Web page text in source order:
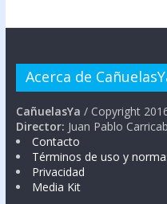
Acerca de
CañuelasYa / Copyright
Director: Juan Pablo
Contacto
Términos de uso y
Privacidad
Media Kit